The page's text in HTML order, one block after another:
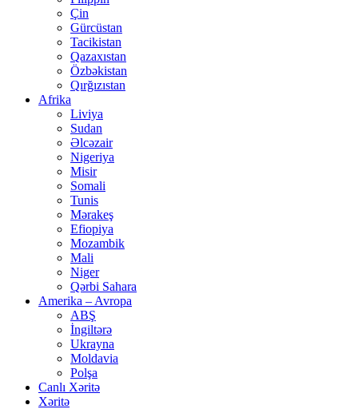
Çin
Gürcüstan
Tacikistan
Qazaxıstan
Özbəkistan
Qırğızıstan
Afrika
Liviya
Sudan
Əlcəzair
Nigeriya
Misir
Somali
Tunis
Mərakeş
Efiopiya
Mozambik
Mali
Niger
Qərbi Sahara
Amerika – Avropa
ABŞ
İngiltərə
Ukrayna
Moldavia
Polşa
Canlı Xəritə
Xəritə